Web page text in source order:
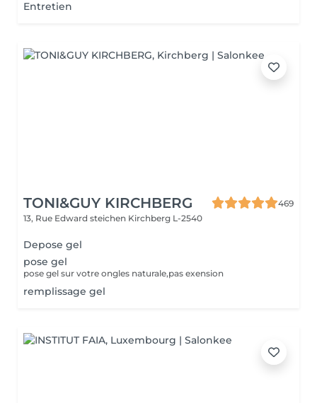
Entretien
TONI&GUY KIRCHBERG
469
13, Rue Edward steichen Kirchberg L-2540
Depose gel
pose gel
pose gel sur votre ongles naturale,pas exension
remplissage gel